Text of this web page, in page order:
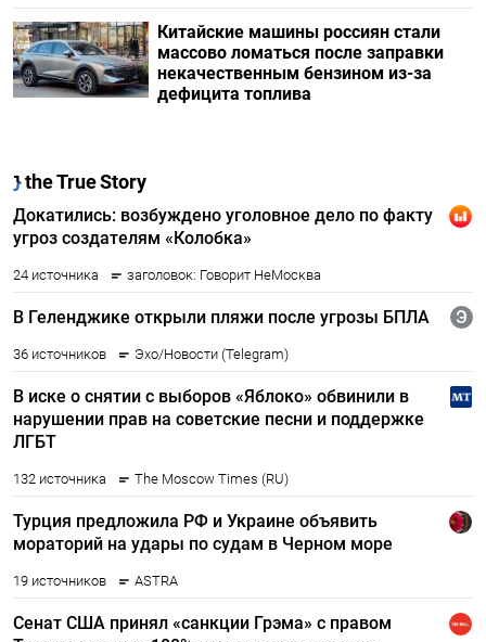
Китайские машины россиян стали
массово ломаться после заправки
некачественным бензином из-за
дефицита топлива